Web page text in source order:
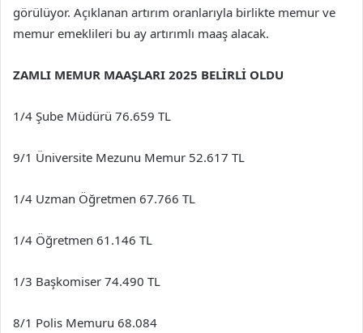
görülüyor. Açıklanan artırım oranlarıyla birlikte memur ve
memur emeklileri bu ay artırımlı maaş alacak.
ZAMLI MEMUR MAAŞLARI 2025 BELİRLİ OLDU
1/4 Şube Müdürü 76.659 TL
9/1 Üniversite Mezunu Memur 52.617 TL
1/4 Uzman Öğretmen 67.766 TL
1/4 Öğretmen 61.146 TL
1/3 Başkomiser 74.490 TL
8/1 Polis Memuru 68.084